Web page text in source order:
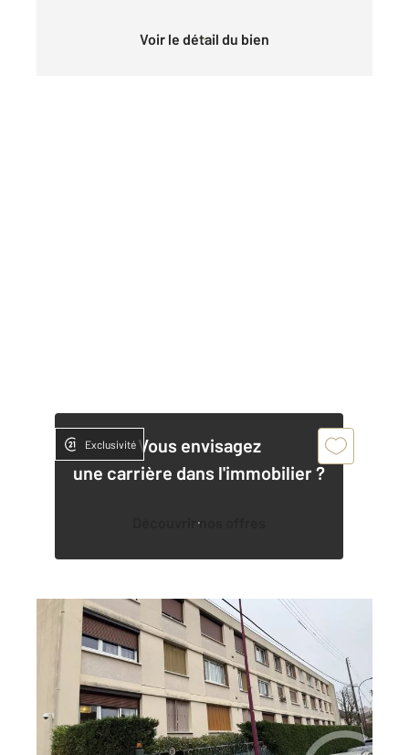
Voir le détail du bien
Vous envisagez
une carrière dans l'immobilier ?
Découvrir nos offres
Exclusivité
BEZONS 95
54,89 m2, 3 pièces
Ref : 11919
Appartement F3 à vendre
214 000 €
Visiter le site dédié